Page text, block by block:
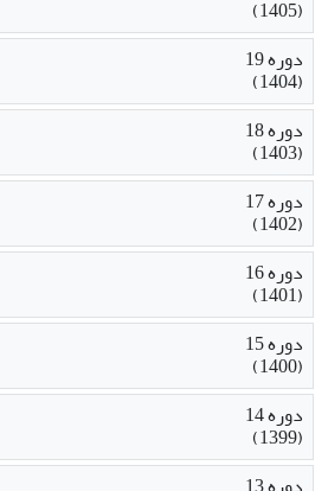
(1405)
دوره 19
(1404)
دوره 18
(1403)
دوره 17
(1402)
دوره 16
(1401)
دوره 15
(1400)
دوره 14
(1399)